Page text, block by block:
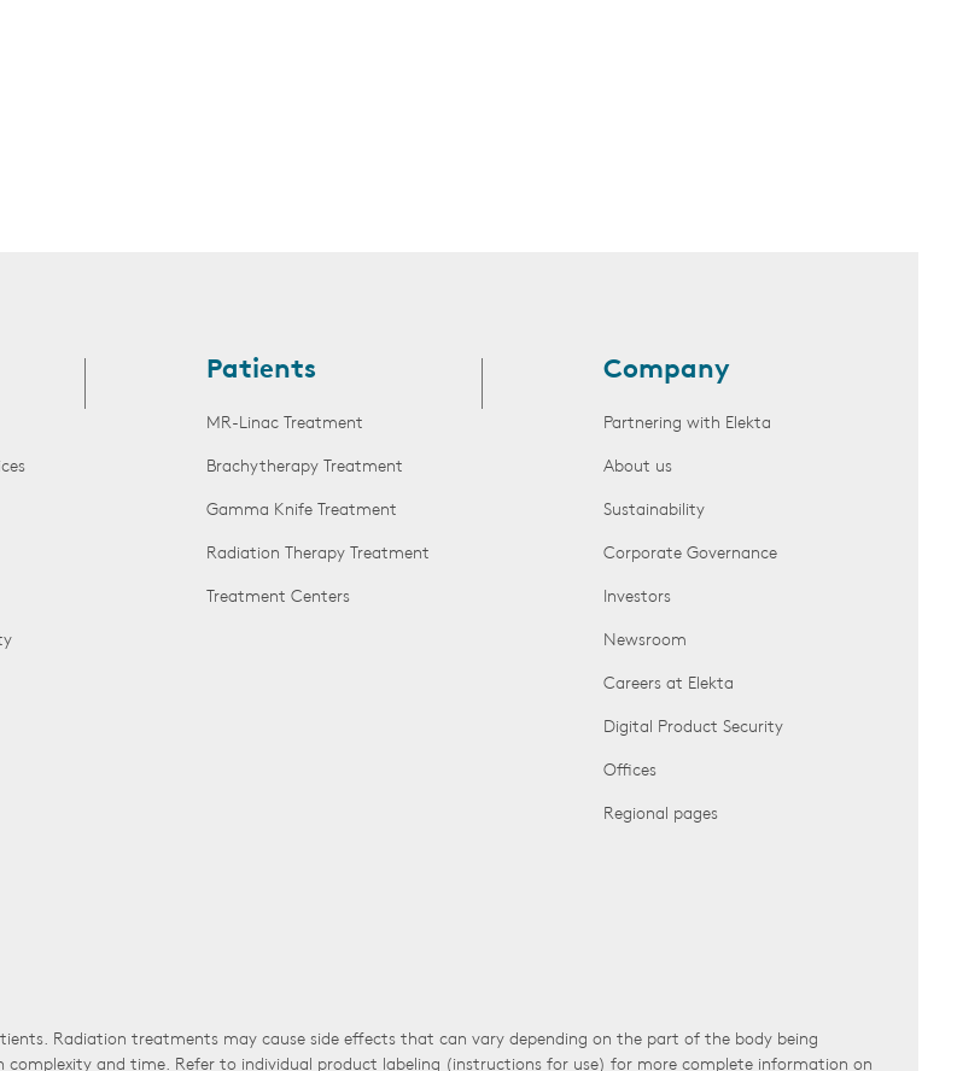
Patients
MR-Linac Treatment
Brachytherapy Treatment
Gamma Knife Treatment
Radiation Therapy Treatment
Treatment Centers
Company
Partnering with Elekta
About us
Sustainability
Corporate Governance
Investors
Newsroom
Careers at Elekta
Digital Product Security
Offices
Regional pages
Radiation treatments may cause side effects that can vary depending on the part of the body being
complexity and time. Refer to individual product labeling (instructions for use) for more complete information on